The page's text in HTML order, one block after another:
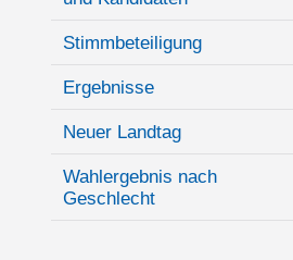
Stimmbeteiligung
Ergebnisse
Neuer Landtag
Wahlergebnis nach
Geschlecht